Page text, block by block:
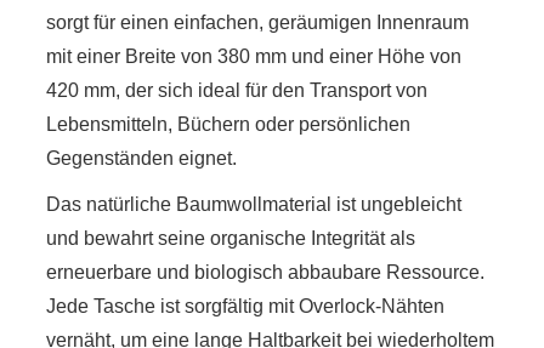
sorgt für einen einfachen, geräumigen Innenraum
mit einer Breite von 380 mm und einer Höhe von
420 mm, der sich ideal für den Transport von
Lebensmitteln, Büchern oder persönlichen
Gegenständen eignet.
Das natürliche Baumwollmaterial ist ungebleicht
und bewahrt seine organische Integrität als
erneuerbare und biologisch abbaubare Ressource.
Jede Tasche ist sorgfältig mit Overlock-Nähten
vernäht, um eine lange Haltbarkeit bei wiederholtem